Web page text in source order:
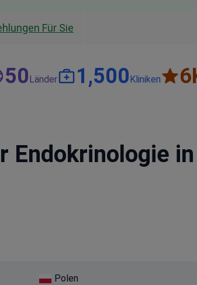
Für Sie
50Länder 1,500Kliniken 6
Endokrinologie in
Polen